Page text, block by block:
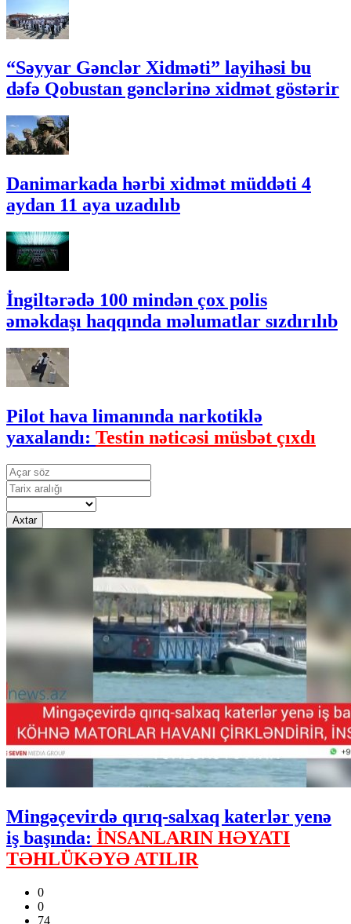
“Səyyar Gənclər Xidməti” layihəsi bu
dəfə Qobustan gənclərinə xidmət göstərir
Danimarkada hərbi xidmət müddəti 4
aydan 11 aya uzadılıb
İngiltərədə 100 mindən çox polis
əməkdaşı haqqında məlumatlar sızdırılıb
Pilot hava limanında narkotiklə
yaxalandı: Testin nəticəsi müsbət çıxdı
Axtar
Mingəçevirdə qırıq-salxaq katerlər yenə
iş başında: İNSANLARIN HƏYATI
TƏHLÜKƏYƏ ATILIR
0
0
74